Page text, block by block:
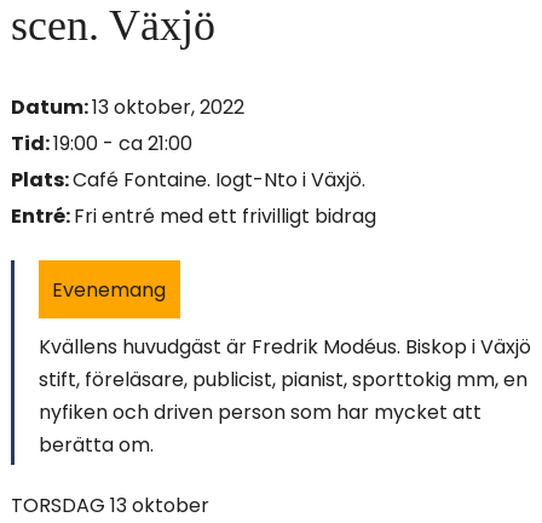
d
n
n
e
scen. Växjö
Datum:13 oktober, 2022
Tid:19:00 - ca 21:00
Plats:Café Fontaine. Iogt-Nto i Växjö.
Entré:Fri entré med ett frivilligt bidrag
Evenemang
Kvällens huvudgäst är Fredrik Modéus. Biskop i Växjö
stift, föreläsare, publicist, pianist, sporttokig mm, en
nyfiken och driven person som har mycket att
berätta om.
TORSDAG 13 oktober